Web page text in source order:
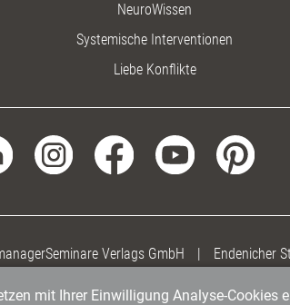
NeuroWissen
Systemische Interventionen
Liebe Konflikte
Verlags GmbH | Endenicher
mit Ihrer Einwilligung Analyse-Cookies